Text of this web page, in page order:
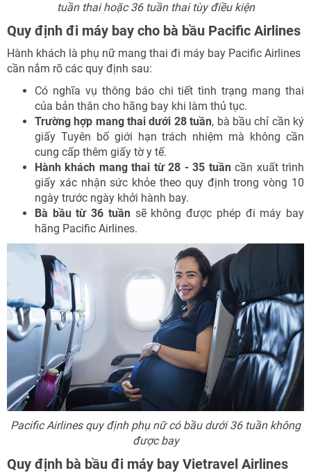
tuần thai hoặc 36 tuần thai tùy điều kiện
Quy định đi máy bay cho bà bầu Pacific Airlines
Hành khách là phụ nữ mang thai đi máy bay Pacific Airlines
cần nắm rõ các quy định sau:
Có nghĩa vụ thông báo chi tiết tình trạng mang thai
của bản thân cho hãng bay khi làm thủ tục.
Trường hợp mang thai dưới 28 tuần, bà bầu chỉ cần ký
giấy Tuyên bố giới hạn trách nhiệm mà không cần
cung cấp thêm giấy tờ y tế.
Hành khách mang thai từ 28 - 35 tuầncần xuất trình
giấy xác nhận sức khỏe theo quy định trong vòng 10
ngày trước ngày khởi hành bay.
Bà bầu từ 36 tuầnsẽ không được phép đi máy bay
hãng Pacific Airlines.
Pacific Airlines quy định phụ nữ có bầu dưới 36 tuần không
được bay
Quy định bà bầu đi máy bay Vietravel Airlines